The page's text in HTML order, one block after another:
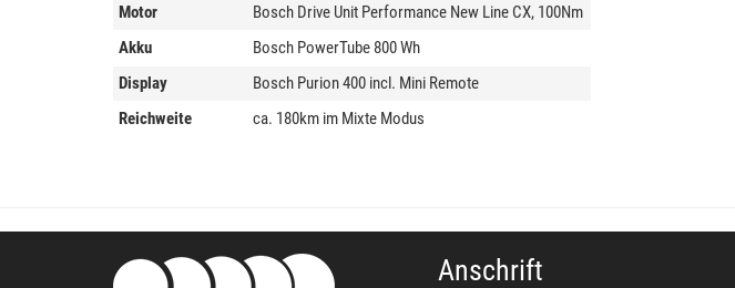
Motor
Bosch Drive Unit Performance New Line CX, 100Nm
Akku
Bosch PowerTube 800 Wh
Display
Bosch Purion 400 incl. Mini Remote
Reichweite
ca. 180km im Mixte Modus
Anschrift